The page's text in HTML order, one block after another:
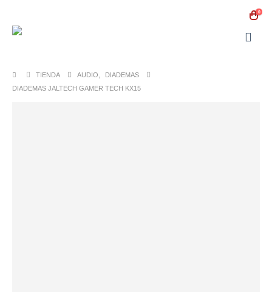
0
TIENDA AUDIO
DIADEMAS
DIADEMAS JALTECH GAMER TECH KX15